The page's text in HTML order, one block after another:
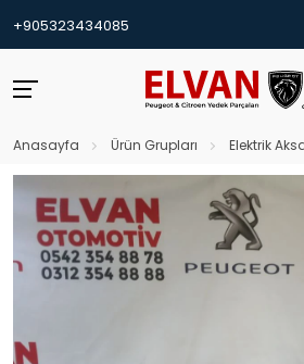
+905323434085
Anasayfa Ürün Grupları Elektrik